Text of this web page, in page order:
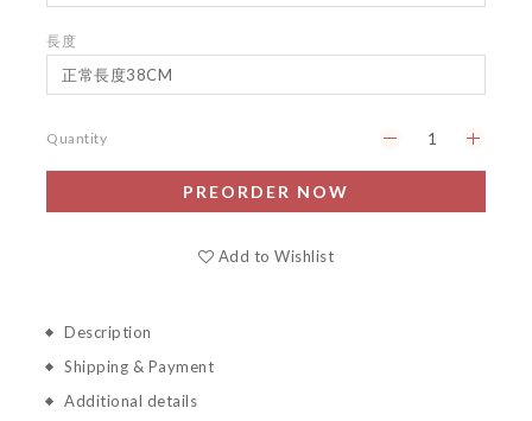
長度
Quantity
PREORDER NOW
Add to Wishlist
Description
Shipping & Payment
Additional details